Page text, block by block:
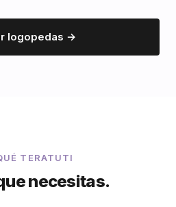
logopedas →
TERATUTI
necesitas.